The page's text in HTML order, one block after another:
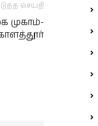
செய்தி
முகாம்-